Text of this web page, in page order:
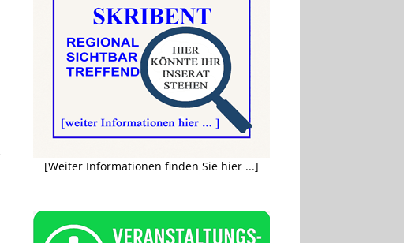
[Weiter Informationen finden Sie hier ...]